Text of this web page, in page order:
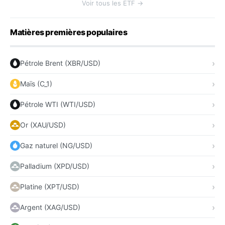
Voir tous les ETF →
Matières premières populaires
Pétrole Brent (XBR/USD)
Maïs (C_1)
Pétrole WTI (WTI/USD)
Or (XAU/USD)
Gaz naturel (NG/USD)
Palladium (XPD/USD)
Platine (XPT/USD)
Argent (XAG/USD)